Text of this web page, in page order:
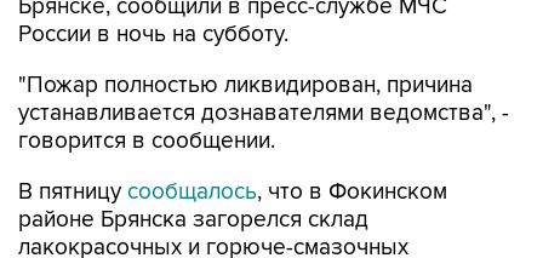
"Пожар полностью ликвидирован, причина
говорится в сообщении.
В пятницу сообщалось, что в Фокинском
лакокрасочных и горюче-смазочных
материалов. Пострадали четыре человека.